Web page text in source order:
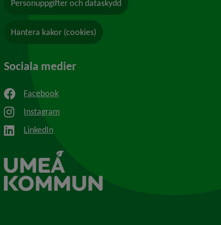
Personuppgifter och dataskydd
Hantera kakor (cookies)
Sociala medier
Facebook
Instagram
LinkedIn